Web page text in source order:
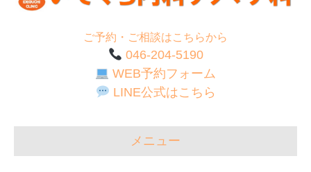
ご予約・ご相談はこちらから
046-204-5190
WEB予約フォーム
LINE公式はこちら
メニュー